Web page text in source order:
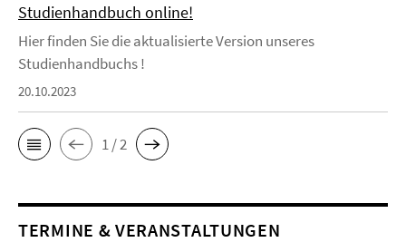
Studienhandbuch online!
Hier finden Sie die aktualisierte Version unseres
Studienhandbuchs !
20.10.2023
1 / 2
TERMINE & VERANSTALTUNGEN